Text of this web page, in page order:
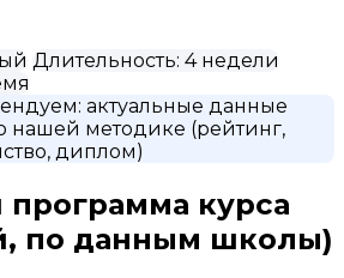
Длительность: 4 недели
актуальные данные
нашей методике (рейтинг,
диплом)
программа курса
по данным школы)